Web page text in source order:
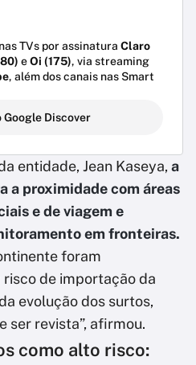
TVs por assinatura Claro
eOi (175), via streaming
, além dos canais nas Smart
Google Discover
entidade, Jean Kaseya, a
a proximidade com áreas
e de viagem e
em fronteiras.
foram
de importação da
evolução dos surtos,
ser revista”, afirmou.
como alto risco: